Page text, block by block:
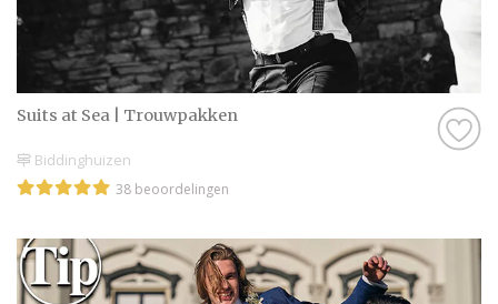
Suits at Sea | Trouwpakken
Biddinghuizen
38 beoordelingen